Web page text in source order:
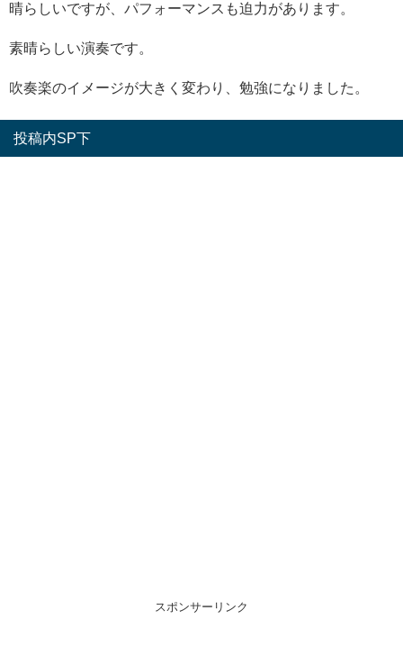
晴らしいですが、パフォーマンスも迫力があります。
素晴らしい演奏です。
吹奏楽のイメージが大きく変わり、勉強になりました。
投稿内SP下
スポンサーリンク